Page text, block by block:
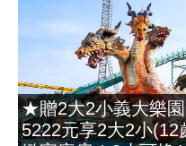
★贈2大2小義大樂
5222元享2大2小(12